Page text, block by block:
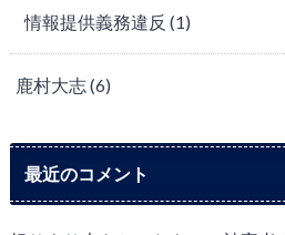
情報提供義務違反 (1)
鹿村大志(6)
最近のコメント